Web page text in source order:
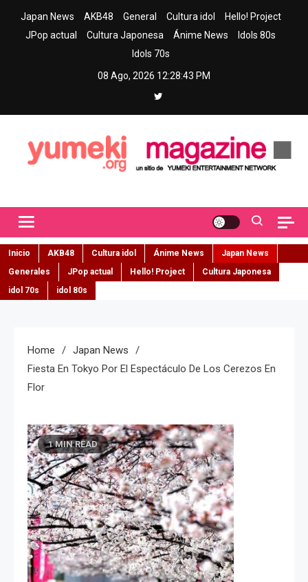
Japan News AKB48 General Cultura idol
Hello! Project
JPop actual
Cultura Japonesa Ánime News
Idols 80s
Idols 70s
08 Ago, 2026 12:28:44 PM
Inicio AKB48 Cultura idol Ánime News
Japan News
Generales
JPop actual Hello! Project
Cultura Japonesa
idol 70s
idol 80s
Home
Japan News
Fiesta En Tokyo Por El Espectáculo De Los Cerezos En
Flor
1 MIN READ